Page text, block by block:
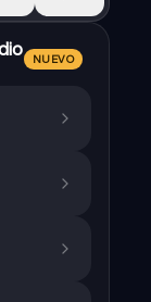
NUEVO